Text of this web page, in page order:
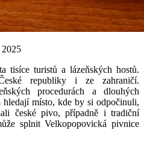
tisíce turistů a lázeňských hostů.
republiky i ze zahraničí.
procedurách a dlouhých
místo, kde by si odpočinuli,
české pivo, případně i tradiční
splnit Velkopopovická pivnice